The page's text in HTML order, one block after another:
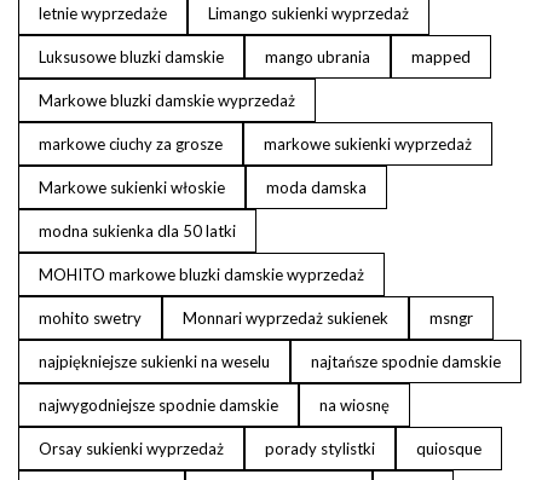
letnie wyprzedaże Limango sukienki wyprzedaż
Luksusowe bluzki damskie mango ubrania mapped
Markowe bluzki damskie wyprzedaż
markowe ciuchy za grosze markowe sukienki wyprzedaż
Markowe sukienki włoskie moda damska
modna sukienka dla 50 latki
MOHITO markowe bluzki damskie wyprzedaż
mohito swetry Monnari wyprzedaż sukienek msngr
najpiękniejsze sukienki na weselu najtańsze spodnie damskie
najwygodniejsze spodnie damskie na wiosnę
Orsay sukienki wyprzedaż porady stylistki quiosque